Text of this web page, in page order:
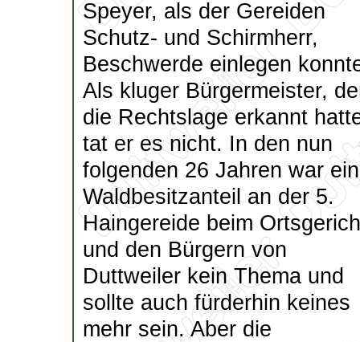
Speyer, als der Gereiden
Schutz- und Schirmherr,
Beschwerde einlegen
Als kluger Bürgermeister,
die Rechtslage erkannt
tat er es nicht. In den nun
folgenden 26 Jahren war ein
Waldbesitzanteil an der 5.
Haingereide beim
und den Bürgern von
Duttweiler kein Thema und
sollte auch fürderhin keines
mehr sein. Aber die